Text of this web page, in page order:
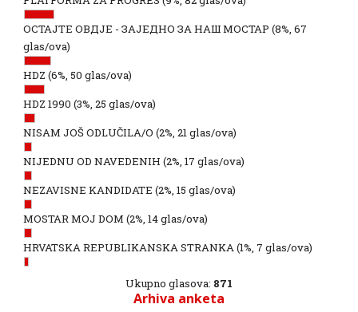
ОСТАЈТЕ ОВДЈЕ - ЗАЈЕДНО ЗА НАШ МОСТАР (8%, 67
glas/ova)
HDZ (6%, 50 glas/ova)
HDZ 1990 (3%, 25 glas/ova)
NISAM JOŠ ODLUČILA/O (2%, 21 glas/ova)
NIJEDNU OD NAVEDENIH (2%, 17 glas/ova)
NEZAVISNE KANDIDATE (2%, 15 glas/ova)
MOSTAR MOJ DOM (2%, 14 glas/ova)
HRVATSKA REPUBLIKANSKA STRANKA(1%, 7 glas/ova)
Ukupno glasova: 871
Arhiva anketa